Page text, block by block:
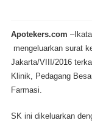
Apotekers.com
mengeluarkan surat
Jakarta/VIII/2016
Klinik, Pedagang
Farmasi.
SK ini dikeluarkan